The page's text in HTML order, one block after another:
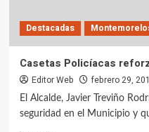
Destacadas
Casetas Policíacas
Editor Web febrero 29,
El Alcalde, Javier Treviño
seguridad en el Municipio y